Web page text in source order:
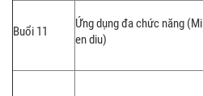
Buổi 11
Ứng dụng đa chức năng (Mi
en diu)